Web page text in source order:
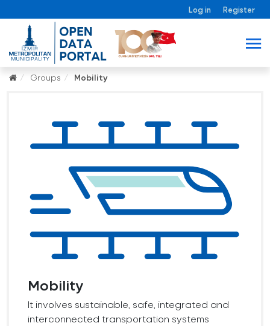
Log in Register
Groups Mobility
Mobility
It involves sustainable, safe, integrated and
interconnected transportation systems